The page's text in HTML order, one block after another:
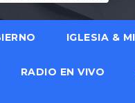
IGLESIA &
RADIO EN VIVO